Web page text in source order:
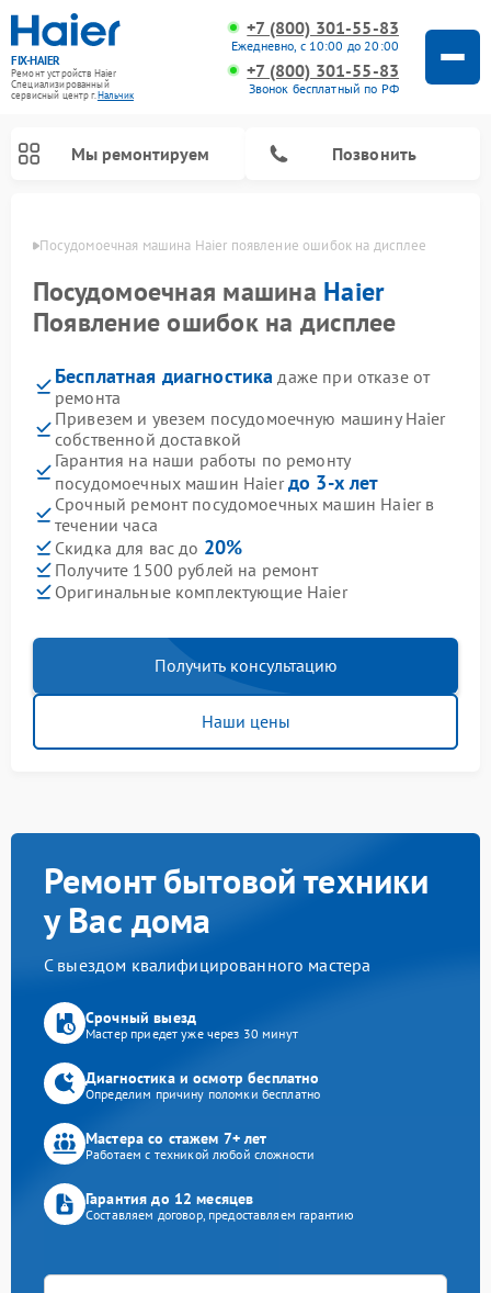
FIX-HAIER
Ремонт устройств Haier
Специализированный
cервисный центр г.Нальчик
+7 (800) 301-55-83
Ежедневно, с 10:00 до 20:00
+7 (800) 301-55-83
Звонок бесплатный по РФ
Мы ремонтируем Позвонить
Посудомоечная машина Haier появление ошибок на дисплее
Посудомоечная машина Haier
Появление ошибок на дисплее
Бесплатная диагностика даже при отказе от
ремонта
Привезем и увезем посудомоечную машину Haier
собственной доставкой
Гарантия на наши работы по ремонту
посудомоечных машин Haierдо 3-х лет
Срочный ремонт посудомоечных машин Haier в
течении часа
Скидка для вас до 20%
Получите 1500 рублей на ремонт
Оригинальные комплектующие Haier
Получить консультацию
Наши цены
Ремонт бытовой техники
у Вас дома
С выездом квалифицированного мастера
Срочный выезд
Мастер приедет уже через 30 минут
Диагностика и осмотр бесплатно
Определим причину поломки бесплатно
Мастера со стажем 7+ лет
Работаем с техникой любой сложности
Гарантия до 12 месяцев
Составляем договор, предоставляем гарантию